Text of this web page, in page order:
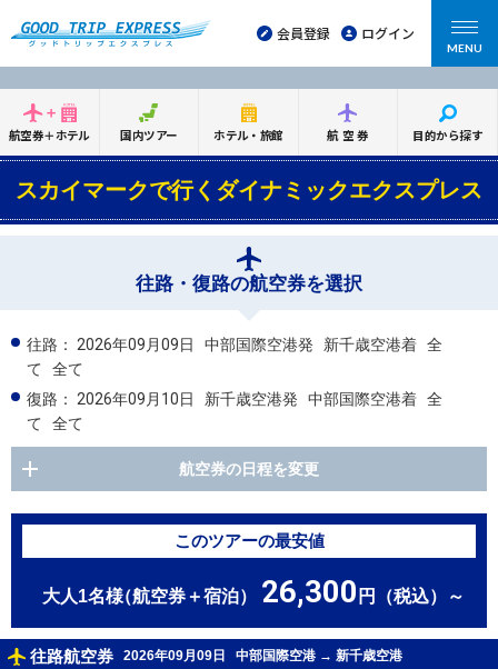
会員登録 ログイン
MENU
航空券＋ホテル 国内ツアー ホテル・旅館 航空券 目的から探す
スカイマークで行くダイナミックエクスプレス
往路・復路の航空券を選択
往路： 2026年09月09日 中部国際空港発 新千歳空港着 全
て
全て
復路：
2026年09月10日 新千歳空港発 中部国際空港着 全
て
全て
航空券の日程を変更
このツアーの最安値
大人1名様（航空券＋宿泊） 26,300 円（税込）～
往路航空券 2026年09月09日 中部国際空港 → 新千歳空港